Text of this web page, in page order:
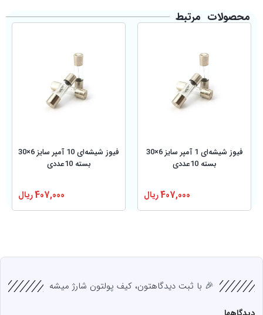
محصولات مرتبط
فیوز شیشه‌ای 1 آمپر سایز 6×30
بسته 10عددی
407,000ریال
فیوز شیشه‌ای 10 آمپر سایز 6×30
بسته 10عددی
407,000ریال
🎉 با ثبت دیدگاهتون، کیف پولتون شارژ میشه